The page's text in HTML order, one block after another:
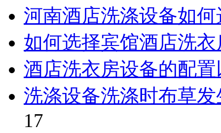
河南酒店洗涤设备如何
如何选择宾馆酒店洗衣
酒店洗衣房设备的配
洗涤设备洗涤时布草
17